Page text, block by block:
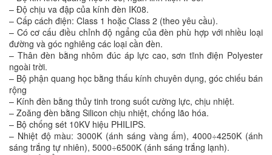
– Độ chịu va đập của kính đèn IK08.
– Cấp cách điện: Class 1 hoặc Class 2 (theo yêu cầu).
– Có cơ cấu điều chỉnh độ ngẩng của đèn phù hợp với nhiều loại
đường và góc nghiêng các loại cần đèn.
– Thân đèn bằng nhôm đúc áp lực cao, sơn tĩnh điện Polyester
ngoài trời.
– Bộ phận quang học bằng thấu kính chuyên dụng, góc chiếu bán
rộng
– Kính đèn bằng thủy tinh trong suốt cường lực, chịu nhiệt.
– Zoăng đèn bằng Silicon chịu nhiệt, chống lão hóa.
– Bộ chống sét 10KV hiệu PHILIPS.
– Nhiệt độ màu: 3000K (ánh sáng vàng ấm), 4000÷4250K (ánh
sáng trắng tự nhiên), 5000÷6500K (ánh sáng trắng lạnh).